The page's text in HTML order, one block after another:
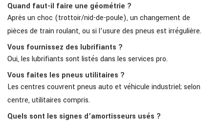
Quand faut-il faire une géométrie ?
Après un choc (trottoir/nid-de-poule), un changement de
pièces de train roulant, ou si l’usure des pneus est irrégulière.
Vous fournissez des lubrifiants ?
Oui, les lubrifiants sont listés dans les services pro.
Vous faites les pneus utilitaires ?
Les centres couvrent pneus auto et véhicule industriel; selon
centre, utilitaires compris.
Quels sont les signes d’amortisseurs usés ?